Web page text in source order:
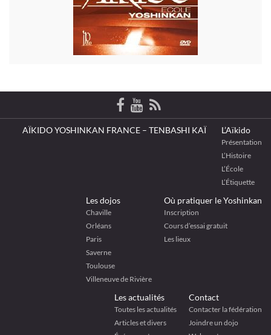
AÏKIDO YOSHINKAN FRANCE – TENBASHI KAÏ L’Aïkido
Présentation
L’Histoire
L’École
L’Étiquette
Les dojos
Chaville
Orléans
Paris
Saverne
Toulouse
Villeneuve de Rivière
Où pratiquer le Yoshinkan
Inscription
Cours d’essai gratuit
Les lieux
Les actualités
Toutes les actualités
Articles et divers
Contact
Contacter la fédération
Joindre un dojo